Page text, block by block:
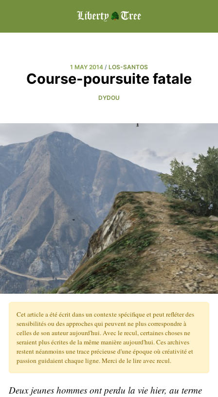
1 MAY 2014 / LOS-SANTOS
Course-poursuite fatale
DYDOU
Cet article a été écrit dans un contexte spécifique et peut refléter des
sensibilités ou des approches qui peuvent ne plus correspondre à
celles de son auteur aujourd'hui. Avec le recul, certaines choses ne
seraient plus écrites de la même manière aujourd'hui. Ces archives
restent néanmoins une trace précieuse d'une époque où créativité et
passion guidaient chaque ligne. Merci de le lire avec recul.
Deux jeunes hommes ont perdu la vie hier, au terme